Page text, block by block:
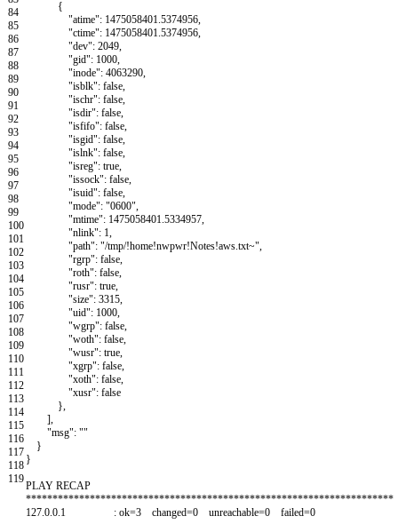
84
85
86
87
88
89
90
91
92
93
94
95
96
97
98
99
100
101
102
103
104
105
106
107
108
109
110
111
112
113
114
115
116
117
118
119
{
"atime": 1475058401.5374956,
"ctime": 1475058401.5374956,
"dev": 2049,
"gid": 1000,
"inode": 4063290,
"isblk": false,
"ischr": false,
"isdir": false,
"isfifo": false,
"isgid": false,
"islnk": false,
"isreg": true,
"issock": false,
"isuid": false,
"mode": "0600",
"mtime": 1475058401.5334957,
"nlink": 1,
"path": "/tmp/!home!nwpwr!Notes!aws.txt~",
"rgrp": false,
"roth": false,
"rusr": true,
"size": 3315,
"uid": 1000,
"wgrp": false,
"woth": false,
"wusr": true,
"xgrp": false,
"xoth": false,
"xusr": false
},
],
"msg": ""
}
}
PLAY RECAP
*********************************************************************
127.0.0.1
: ok=3 changed=0 unreachable=0 failed=0